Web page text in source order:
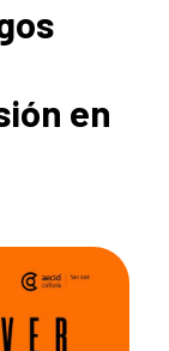
en